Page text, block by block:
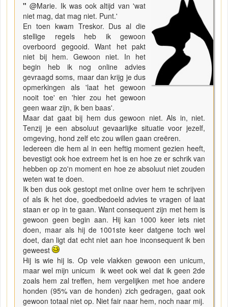
"@Marie. Ik was ook altijd van 'wat
niet mag, dat mag niet. Punt.'
En toen kwam Treskor. Dus al die
stellige regels heb ik gewoon
overboord gegooid. Want het pakt
niet bij hem. Gewoon niet. In het
begin heb ik nog online advies
gevraagd soms, maar dan krijg je dus
opmerkingen als 'laat het gewoon
nooit toe' en 'hier zou het gewoon
geen waar zijn, ik ben baas'.
Maar dat gaat bij hem dus gewoon niet. Als in, niet.
Tenzij je een absoluut gevaarlijke situatie voor jezelf,
omgeving, hond zelf etc zou willen gaan creëren.
Iedereen die hem al in een heftig moment gezien heeft,
bevestigt ook hoe extreem het is en hoe ze er schrik van
hebben op zo'n moment en hoe ze absoluut niet zouden
weten wat te doen.
Ik ben dus ook gestopt met online over hem te schrijven
of als ik het doe, goedbedoeld advies te vragen of laat
staan er op in te gaan. Want consequent zijn met hem is
gewoon geen begin aan. Hij kan 1000 keer iets niet
doen, maar als hij de 1001ste keer datgene toch wel
doet, dan ligt dat echt niet aan hoe inconsequent ik ben
geweest
Hij is wie hij is. Op vele vlakken gewoon een unicum,
maar wel mijn unicum ik weet ook wel dat ik geen 2de
zoals hem zal treffen, hem vergelijken met hoe andere
honden (95% van de honden) zich gedragen, gaat ook
gewoon totaal niet op. Niet fair naar hem, noch naar mij.